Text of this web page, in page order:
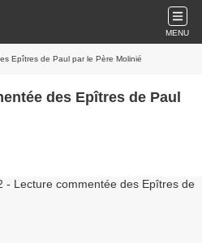
MENU
Epîtres de Paul par le Père Molinié
des Epîtres de Paul